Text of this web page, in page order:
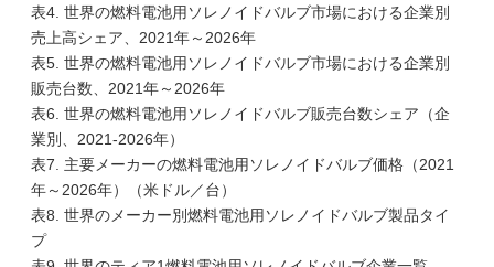
表4. 世界の燃料電池用ソレノイドバルブ市場における企業別
売上高シェア、2021年～2026年
表5. 世界の燃料電池用ソレノイドバルブ市場における企業別
販売台数、2021年～2026年
表6. 世界の燃料電池用ソレノイドバルブ販売台数シェア（企
業別、2021-2026年）
表7. 主要メーカーの燃料電池用ソレノイドバルブ価格（2021
年～2026年）（米ドル／台）
表8. 世界のメーカー別燃料電池用ソレノイドバルブ製品タイ
プ